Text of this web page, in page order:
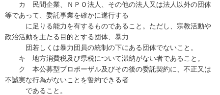
カ 民間企業、ＮＰＯ法人、その他の法人又は法人以外の団体
等であって、委託事業を確かに遂行する
に足りる能力を有するものであること。ただし、宗教活動や
政治活動を主たる目的とする団体、暴力
団若しくは暴力団員の統制の下にある団体でないこと。
キ 地方消費税及び県税について滞納がない者であること。
ク 本公募型プロポーザル及びその後の委託契約に、不正又は
不誠実な行為がないことを誓約できる者
であること。